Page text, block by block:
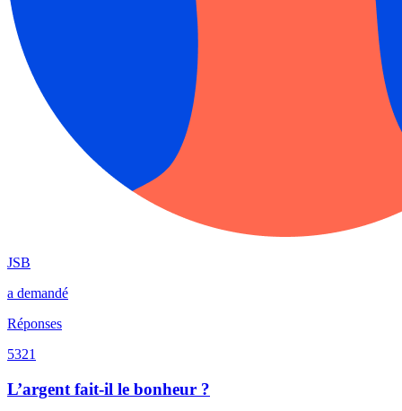
JSB
a demandé
Réponses
5321
L’argent fait-il le bonheur ?